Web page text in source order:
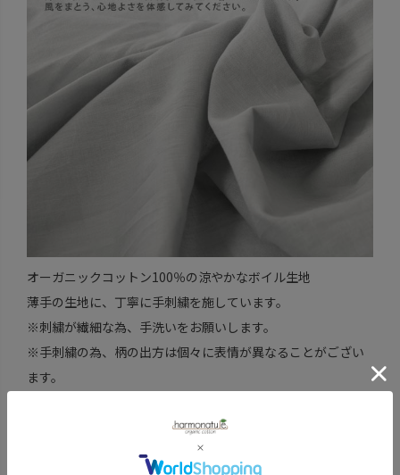
オーガニックコットン100％の涼やかなボイル生地
薄手の生地に、丁寧に手刺繍を施しています。
※刺繍が繊細な為、手洗いをお願いします。
※手刺繍の為、柄の出方は個々に表情が異なることがござい
ます。
私たちの肌の心地よさだけでなく、
地球環境や作り手の暮らしを守る選択肢を。